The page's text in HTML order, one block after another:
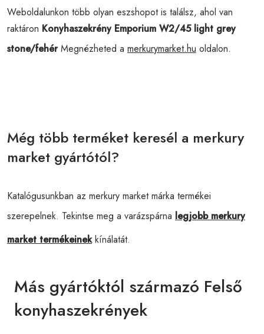
Weboldalunkon több olyan eszshopot is találsz, ahol van
raktáron Konyhaszekrény Emporium W2/45 light grey
stone/fehérMegnézheted a merkurymarket.hu oldalon.
Még több terméket keresél a merkury
market gyártótól?
Katalógusunkban az merkury market márka termékei
szerepelnek. Tekintse meg a varázspárna legjobb merkury
market termékeinekkínálatát.
Más gyártóktól származó Felső
konyhaszekrények